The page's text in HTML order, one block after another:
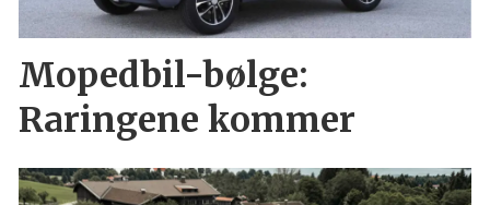
Mopedbil-bølge:
Raringene kommer